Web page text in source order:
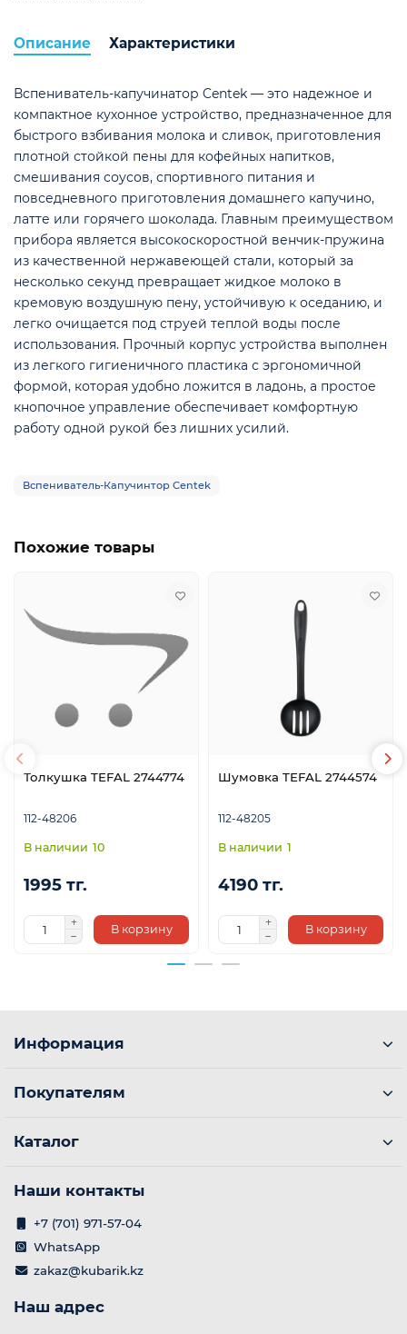
Описание Характеристики
Вспениватель-капучинатор Centek — это надежное и
компактное кухонное устройство, предназначенное для
быстрого взбивания молока и сливок, приготовления
плотной стойкой пены для кофейных напитков,
смешивания соусов, спортивного питания и
повседневного приготовления домашнего капучино,
латте или горячего шоколада. Главным преимуществом
прибора является высокоскоростной венчик-пружина
из качественной нержавеющей стали, который за
несколько секунд превращает жидкое молоко в
кремовую воздушную пену, устойчивую к оседанию, и
легко очищается под струей теплой воды после
использования. Прочный корпус устройства выполнен
из легкого гигиеничного пластика с эргономичной
формой, которая удобно ложится в ладонь, а простое
кнопочное управление обеспечивает комфортную
работу одной рукой без лишних усилий.
Вспениватель-Капучинтор Сentek
Похожие товары
Толкушка TEFAL 2744774
112-48206
10
1995 тг.
В корзину
Шумовка TEFAL 2744574
112-48205
1
4190 тг.
В корзину
Информация
Покупателям
Каталог
Наши контакты
+7 (701) 971-57-04
WhatsApp
zakaz@kubarik.kz
Наш адрес